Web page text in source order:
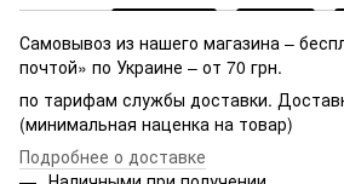
Самовывоз из нашего магазина –
почтой» по Украине – от 70 грн.
по тарифам службы доставки.
(минимальная наценка на товар)
Подробнее о доставке